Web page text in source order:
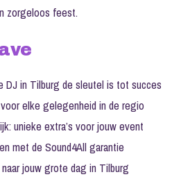
zorgeloos feest.
DJ in Tilburg de sleutel is tot succes
elke gelegenheid in de regio
unieke extra’s voor jouw event
met de Sound4All garantie
jouw grote dag in Tilburg